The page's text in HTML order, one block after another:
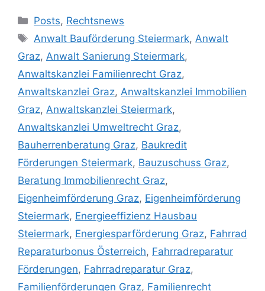
Posts, Rechtsnews
Anwalt Bauförderung Steiermark,Anwalt
Graz, Anwalt Sanierung Steiermark,
Anwaltskanzlei Familienrecht Graz,
Anwaltskanzlei Graz, Anwaltskanzlei Immobilien
Graz, Anwaltskanzlei Steiermark,
Anwaltskanzlei Umweltrecht Graz,
Bauherrenberatung Graz, Baukredit
Förderungen Steiermark, Bauzuschuss Graz,
Beratung Immobilienrecht Graz,
Eigenheimförderung Graz, Eigenheimförderung
Steiermark, Energieeffizienz Hausbau
Steiermark, Energiesparförderung Graz, Fahrrad
Reparaturbonus Österreich, Fahrradreparatur
Förderungen, Fahrradreparatur Graz,
Familienförderungen Graz, Familienrecht